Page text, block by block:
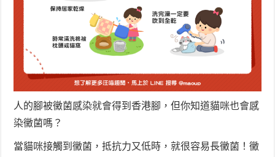
人的腳被黴菌感染就會得到香港腳，但你知道貓咪也會感
染黴菌嗎？
當貓咪接觸到黴菌，抵抗力又低時，就很容易長黴菌！黴